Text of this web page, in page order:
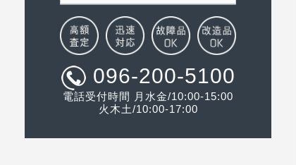
096-200-5100
電話受付時間 月水金/10:00-15:00
火木土/10:00-17:00